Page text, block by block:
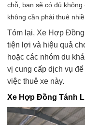
chỗ, bạn sẽ có đủ
không cần phải thuê
Tóm lại, Xe Hợp
tiện lợi và hiệu quả
hoặc các nhóm du
vị cung cấp dịch vụ
việc thuê xe này.
Xe Hợp Đồng Tánh